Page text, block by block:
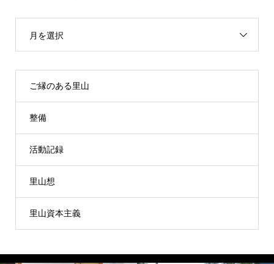
月を選択
ご縁のある里山
整備
活動記録
里山想
里山資本主義